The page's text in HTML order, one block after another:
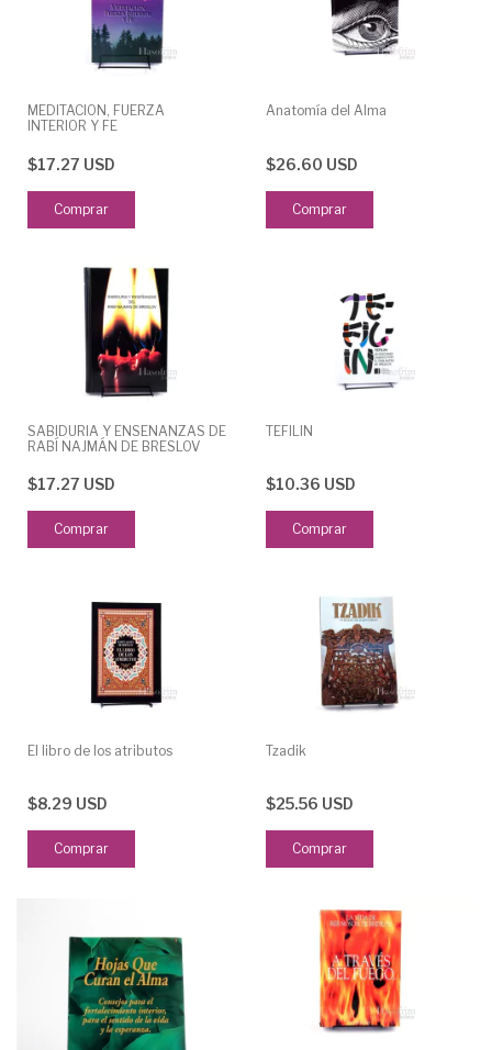
MEDITACIÓN, FUERZA
INTERIOR Y FE
$17.27 USD
Anatomía del Alma
$26.60 USD
SABIDURÍA Y ENSEÑANZAS DE
RABÍ NAJMÁN DE BRESLOV
$17.27 USD
TEFILIN
$10.36 USD
El libro de los atributos
$8.29 USD
Tzadik
$25.56 USD